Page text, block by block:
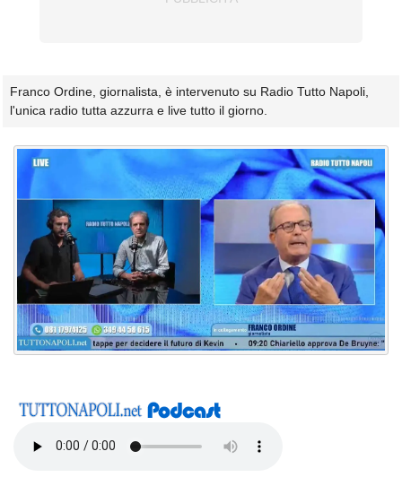
Franco Ordine, giornalista, è intervenuto su Radio Tutto Napoli,
l'unica radio tutta azzurra e live tutto il giorno.